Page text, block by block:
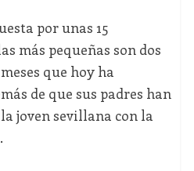
por unas 15
más pequeñas son dos
que hoy ha
de que sus padres han
joven sevillana con la